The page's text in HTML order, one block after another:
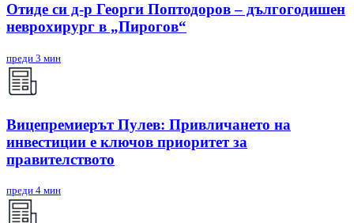
Отиде си д-р Георги Поптодоров – дългогодишен
неврохирург в „Пирогов“
преди 3 мин
Вицепремиерът Пулев: Привличането на
инвестиции е ключов приоритет за
правителството
преди 4 мин